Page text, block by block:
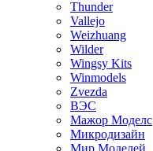
Thunder
Vallejo
Weizhuang
Wilder
Wingsy Kits
Winmodels
Zvezda
ВЭС
Мажор Моделс
Микродизайн
Мир Моделей